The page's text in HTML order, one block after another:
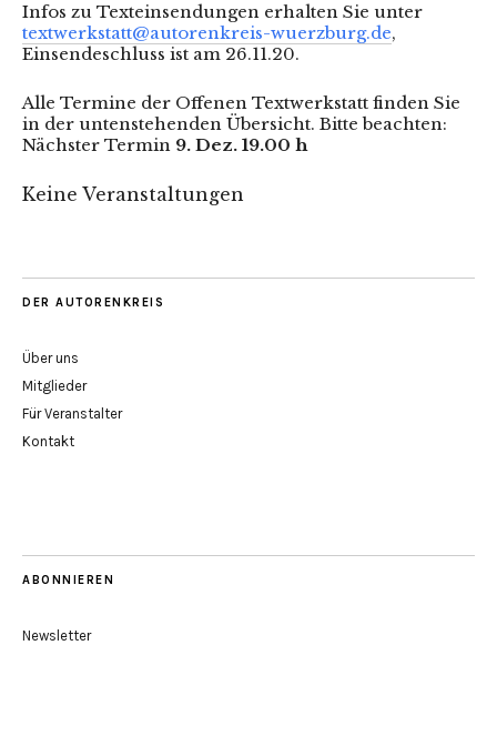
Infos zu Texteinsendungen erhalten Sie unter
textwerkstatt@autorenkreis-wuerzburg.de,
Einsendeschluss ist am 26.11.20.
Alle Termine der Offenen Textwerkstatt finden Sie
in der untenstehenden Übersicht. Bitte beachten:
Nächster Termin 9. Dez. 19.00 h
Keine Veranstaltungen
DER AUTORENKREIS
Über uns
Mitglieder
Für Veranstalter
Kontakt
ABONNIEREN
Newsletter